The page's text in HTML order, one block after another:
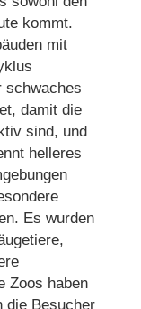
kommt.
mit
schwaches
damit die
sind, und
helleres
Es wurden
Zoos haben
die Besucher